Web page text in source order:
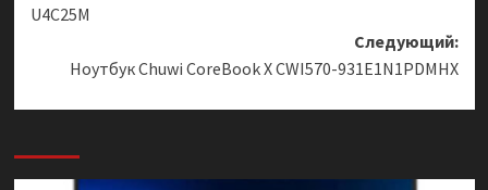
U4C25M
Следующий:
Ноутбук Chuwi CoreBook X CWI570-931E1N1PDMHX